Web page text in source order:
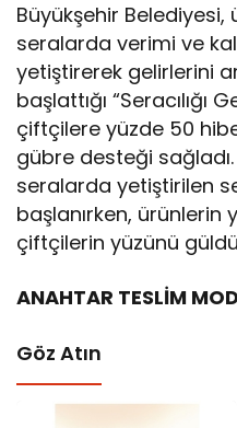
Büyükşehir
seralarda verimi ve
yetiştirerek gelirlerini
başlattığı “Seracılığı
çiftçilere yüzde 50
gübre desteği
seralarda yetiştirilen
başlanırken, ürünlerin
çiftçilerin yüzünü
ANAHTAR TESLİM
Göz Atın